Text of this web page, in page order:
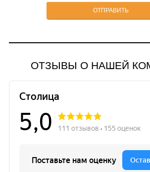
ОТЗЫВЫ О НАШЕЙ